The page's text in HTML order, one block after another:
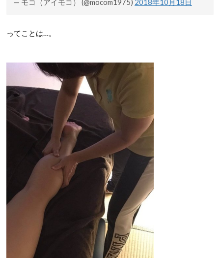
— モコ（アイモコ） (@mocom1975) 2018年10月18日
ってことは…。